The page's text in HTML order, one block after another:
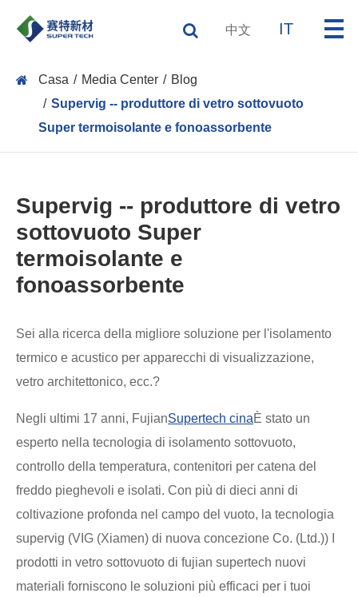
中文 IT
Casa Media Center
Blog
Supervig -- produttore di vetro sottovuoto
Super termoisolante e fonoassorbente
Supervig -- produttore di vetro
sottovuoto Super
termoisolante e
fonoassorbente
Sei alla ricerca della migliore soluzione per l'isolamento
termico e acustico per apparecchi di visualizzazione,
vetro architettonico, ecc.?
Negli ultimi 17 anni, FujianSupertech cinaÈ stato un
esperto nella tecnologia di isolamento sottovuoto,
controllo della temperatura, contenitori per catena del
freddo pieghevoli e isolati. Con più di dieci anni di
coltivazione profonda nel campo del vuoto, la tecnologia
supervig (VIG (Xiamen) di nuova concezione Co. (Ltd.)) I
prodotti in vetro sottovuoto di fujian supertech nuovi
materiali forniscono le soluzioni più efficaci per i tuoi